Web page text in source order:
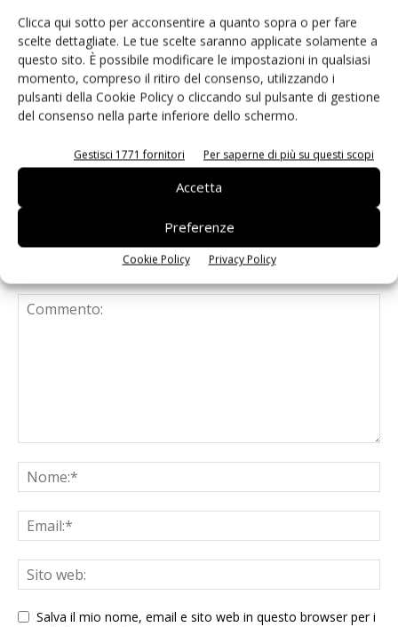
Clicca qui sotto per acconsentire a quanto sopra o per fare
scelte dettagliate. Le tue scelte saranno applicate solamente a
questo sito. È possibile modificare le impostazioni in qualsiasi
momento, compreso il ritiro del consenso, utilizzando i
pulsanti della Cookie Policy o cliccando sul pulsante di gestione
del consenso nella parte inferiore dello schermo.
Gestisci 1771 fornitori Per saperne di più su questi scopi
Accetta
Preferenze
Cookie Policy Privacy Policy
Semiconduttori: boom di
apparecchiature di metrologia e
ispezione
Assemblaggio componenti
elettronici: cresce mercato saldatura
Salva il mio nome, email e sito web in questo browser per i